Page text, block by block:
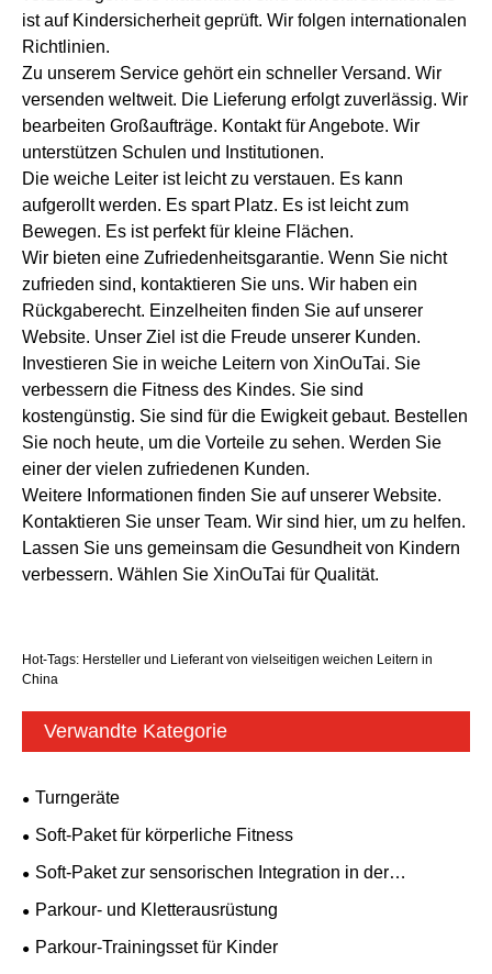
ist auf Kindersicherheit geprüft. Wir folgen internationalen
Richtlinien.
Zu unserem Service gehört ein schneller Versand. Wir
versenden weltweit. Die Lieferung erfolgt zuverlässig. Wir
bearbeiten Großaufträge. Kontakt für Angebote. Wir
unterstützen Schulen und Institutionen.
Die weiche Leiter ist leicht zu verstauen. Es kann
aufgerollt werden. Es spart Platz. Es ist leicht zum
Bewegen. Es ist perfekt für kleine Flächen.
Wir bieten eine Zufriedenheitsgarantie. Wenn Sie nicht
zufrieden sind, kontaktieren Sie uns. Wir haben ein
Rückgaberecht. Einzelheiten finden Sie auf unserer
Website. Unser Ziel ist die Freude unserer Kunden.
Investieren Sie in weiche Leitern von XinOuTai. Sie
verbessern die Fitness des Kindes. Sie sind
kostengünstig. Sie sind für die Ewigkeit gebaut. Bestellen
Sie noch heute, um die Vorteile zu sehen. Werden Sie
einer der vielen zufriedenen Kunden.
Weitere Informationen finden Sie auf unserer Website.
Kontaktieren Sie unser Team. Wir sind hier, um zu helfen.
Lassen Sie uns gemeinsam die Gesundheit von Kindern
verbessern. Wählen Sie XinOuTai für Qualität.
Hot-Tags: Hersteller und Lieferant von vielseitigen weichen Leitern in
China
Verwandte Kategorie
Turngeräte
Soft-Paket für körperliche Fitness
Soft-Paket zur sensorischen Integration in der
Früherziehung
Parkour- und Kletterausrüstung
Parkour-Trainingsset für Kinder